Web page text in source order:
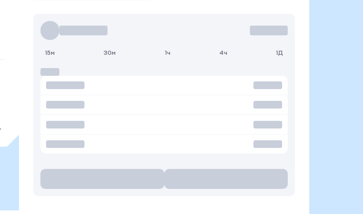
15м 30м 1ч 4ч 1Д